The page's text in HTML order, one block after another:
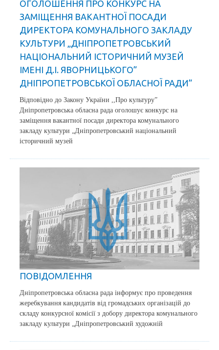
ОГОЛОШЕННЯ ПРО КОНКУРС НА
ЗАМІЩЕННЯ ВАКАНТНОЇ ПОСАДИ
ДИРЕКТОРА КОМУНАЛЬНОГО ЗАКЛАДУ
КУЛЬТУРИ „ДНІПРОПЕТРОВСЬКИЙ
НАЦІОНАЛЬНИЙ ІСТОРИЧНИЙ МУЗЕЙ
ІМЕНІ Д.І. ЯВОРНИЦЬКОГО”
ДНІПРОПЕТРОВСЬКОЇ ОБЛАСНОЇ РАДИ”
Відповідно до Закону України ,,Про культуру”
Дніпропетровська обласна рада оголошує конкурс на
заміщення вакантної посади директора комунального
закладу культури „Дніпропетровський національний
історичний музей
ПОВІДОМЛЕННЯ
Дніпропетровська обласна рада інформує про проведення
жеребкування кандидатів від громадських організацій до
складу конкурсної комісії з добору директора комунального
закладу культури „Дніпропетровський художній